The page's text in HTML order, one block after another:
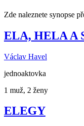
Zde naleznete synopse
ELA, HELA A
Václav Havel
jednoaktovka
1 muž, 2 ženy
ELEGY